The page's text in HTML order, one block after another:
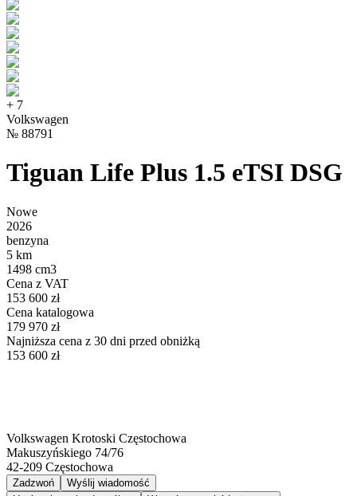
+ 7
Volkswagen
№ 88791
Tiguan Life Plus 1.5 eTSI DSG
Nowe
2026
benzyna
5 km
1498 cm3
Cena z VAT
153 600 zł
Cena katalogowa
179 970 zł
Najniższa cena z 30 dni przed obniżką
153 600 zł
Volkswagen Krotoski Częstochowa
Makuszyńskiego 74/76
42-209 Częstochowa
Zadzwoń
Wyślij wiadomość